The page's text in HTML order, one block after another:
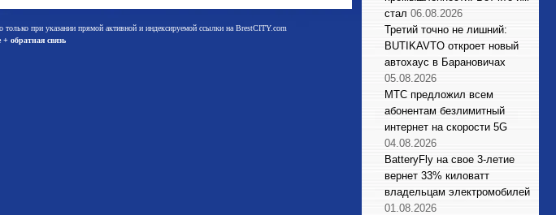
при указании прямой активной и индексируемой ссылки на BrestCITY.com
+ обратная связь
стал 06.08.2026
Третий точно не лишний:
BUTIKAVTO откроет новый
автохаус в Барановичах
05.08.2026
МТС предложил всем
абонентам безлимитный
интернет на скорости 5G
04.08.2026
BatteryFly на свое 3-летие
вернет 33% киловатт
владельцам электромобилей
01.08.2026